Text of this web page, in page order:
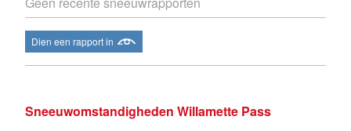
Dien een rapport in
Sneeuwomstandigheden Willamette Pass